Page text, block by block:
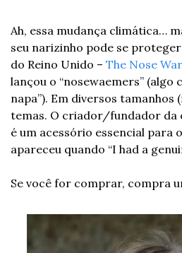
Ah, essa mudança climática…
seu narizinho pode se
do Reino Unido – The Nose
lançou o “nosewaemers” (algo
napa”). Em diversos tamanhos
temas. O criador/fundador da
é um acessório essencial para
apareceu quando “I had a
Se você for comprar, compra